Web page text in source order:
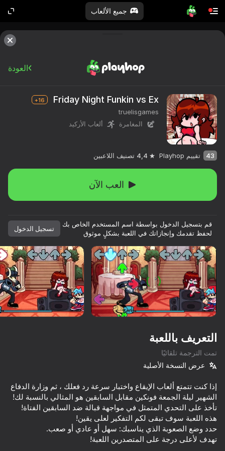
جميع الألعاب
كلها ملكك.
العب
تدوير الجهاز
هذه اللعبة تدعم اتجاه المناظر الطبيعية
فقط
العب
Tricky Twist
84
Sprunki Playground
79
71
العودة
Friday Night Funkin vs Ex
16+
truelisgames
المغامرة
ألعاب الأركيد
43 تقييم Playhop 4,4 تصنيف اللاعبين
العب الآن
قم بتسجيل الدخول بواسطة اسم المستخدم الخاص بك
لحفظ تقدمك وإنجازاتك في اللعبة بشكلٍ موثوق
تسجيل الدخول
التعريف باللعبة
تمت الترجمة تلقائيًا
عرض النسخة الأصلية
إذا كنت تتمتع ألعاب الإيقاع واختبار سرعة رد فعلك ، ثم وزارة الدفاع